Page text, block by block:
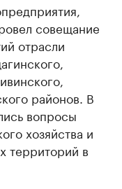
совещание
отрасли
районов. В
вопросы
хозяйства и
территорий в